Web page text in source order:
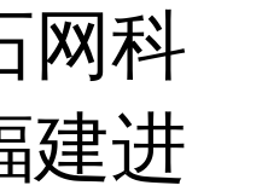
网科
建进